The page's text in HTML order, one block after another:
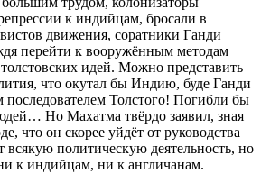
к индийцам, бросали в
движения, соратники Ганди
перейти к вооружённым методам
толстовских идей. Можно представить
что окутал бы Индию, буде Ганди
Толстого! Погибли бы
Но Махатма твёрдо заявил, зная
что он скорее уйдёт от руководства
всякую политическую деятельность, но
к индийцам, ни к англичанам.